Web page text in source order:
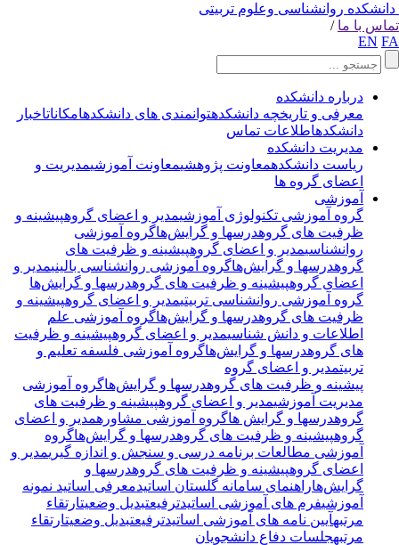
روانشناسی وعلوم تربیتی
با ما /
EN
درباره دانشکده
معرفی و تاریخچه دانشکدهتوانمندی های دانشکدهامکاناتاخبار
دانشکدهاطلاعات تماس
مدیریت دانشکده
ریاست دانشکدهمعاونت پژوهشیمعاونت آموزشیمدیریت و
اعضای گروه ها
آموزشی
گروه آموزشی تکنولوژی آموزشیمدیر و اعضای گروهپیشینه و
ظرفیت های گروهدرسها و گرایش‌هاگروه آموزشی
روانشناسیمدیر و اعضای گروهپیشینه و ظرفیت های
گروهدرسها و گرایش‌هاگروه آموزشی روانشناسی بالینیمدیر و
اعضای گروهپیشینه و ظرفیت های گروهدرسها و گرایش‌ها
گروه آموزشی روانشناسی تربیتیمدیر و اعضای گروهپیشینه و
ظرفیت های گروهدرسها و گرایش‌هاگروه آموزشی علم
اطلاعات و دانش شناسیمدیر و اعضای گروهپیشینه و ظرفیت
های گروهدرسها و گرایش‌هاگروه آموزشی فلسفه تعلیم و
تربیتمدیر و اعضای گروه
پیشینه و ظرفیت های گروهدرسها و گرایش‌هاگروه آموزشی
مدیریت آموزشیمدیر و اعضای گروهپیشینه و ظرفیت های
گروهدرسها و گرایش هاگروه آموزشی مشاوره مدیر و اعضای
گروهپیشینه و ظرفیت های گروهدرسها و گرایش‌هاگروه
آموزشی مطالعات برنامه درسی و سنجش و اندازه گیریمدیر و
اعضای گروهپیشینه و ظرفیت های گروهدرسها و
گرایش‌هاراهنمای سامانه گلستان اساتیدمعرفی اساتید نمونه
آموزشیفرم های آموزشی اساتیدترفیعتبدیل وضعیتارتقاء
مرتبهآیین نامه های آموزشی اساتیدترفیعتبدیل وضعیتارتقاء
مرتبهجلسات دفاع دانشجویان